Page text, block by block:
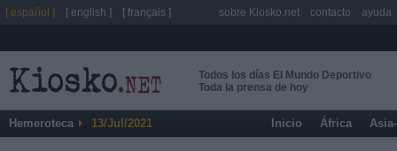
Todos los días El Mundo Deportivo
Toda la prensa de hoy
Hemeroteca 13/Jul/2021 Inicio África
[ español ] [ english ] [ français ] sobre Kiosko.net contacto ayuda